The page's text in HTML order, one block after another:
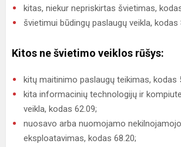
kitas, niekur nepriskirtas švietimas,
švietimui būdingų paslaugų veikla, kodas
Kitos ne švietimo veiklos rūšys:
kitų maitinimo paslaugų teikimas, kodas
kita informacinių technologijų ir
veikla, kodas 62.09;
nuosavo arba nuomojamo
eksploatavimas, kodas 68.20;